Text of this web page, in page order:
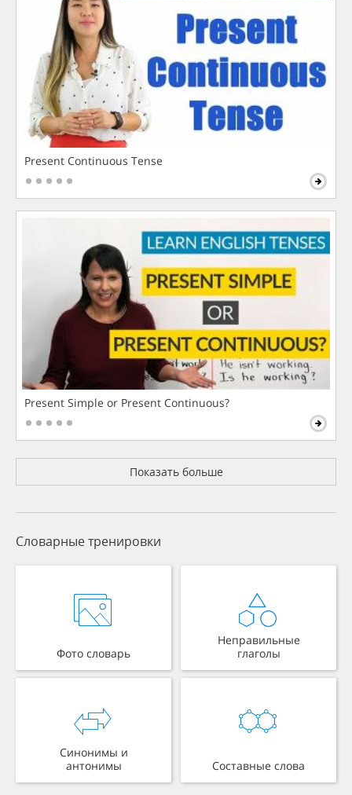
Present Continuous Tense
Present Simple or Present Continuous?
Показать больше
Словарные тренировки
Фото словарь
Неправильные
глаголы
Синонимы и
антонимы
Составные слова